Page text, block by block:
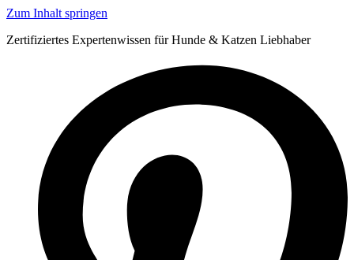
Zum Inhalt springen
Zertifiziertes Expertenwissen für Hunde & Katzen Liebhaber